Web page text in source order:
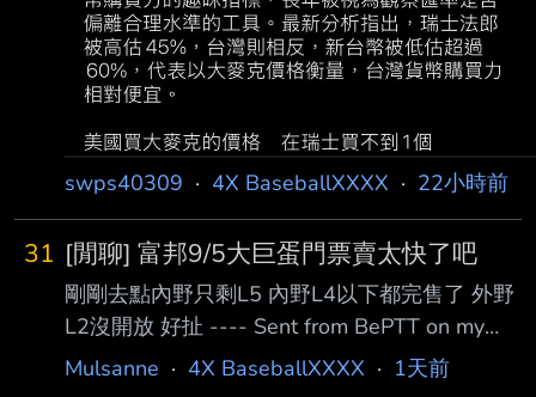
swps40309 · 4X BaseballXXXX · 22小時前
31 [閒聊] 富邦9/5大巨蛋門票賣太快了吧
剛剛去點內野只剩L5 內野L4以下都完售了 外野
L2沒開放 好扯 ---- Sent from BePTT on my
iPhone 15 Pro Max --
Mulsanne · 4X BaseballXXXX · 1天前